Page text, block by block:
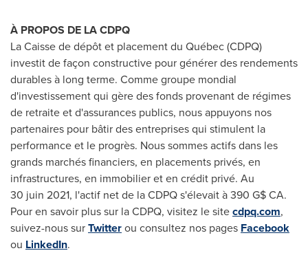
À PROPOS DE LA CDPQ
La Caisse de dépôt et placement du Québec (CDPQ)
investit de façon constructive pour générer des rendements
durables à long terme. Comme groupe mondial
d'investissement qui gère des fonds provenant de régimes
de retraite et d'assurances publics, nous appuyons nos
partenaires pour bâtir des entreprises qui stimulent la
performance et le progrès. Nous sommes actifs dans les
grands marchés financiers, en placements privés, en
infrastructures, en immobilier et en crédit privé. Au
30 juin 2021, l'actif net de la CDPQ s'élevait à 390 G$ CA.
Pour en savoir plus sur la CDPQ, visitez le sitecdpq.com,
suivez-nous surTwitterou consultez nos pages Facebook
ou LinkedIn.